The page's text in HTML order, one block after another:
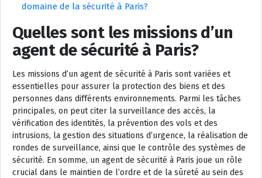
domaine de la sécurité à Paris?
Quelles sont les missions d’un
agent de sécurité à Paris?
Les missions d’un agent de sécurité à Paris sont variées et
essentielles pour assurer la protection des biens et des
personnes dans différents environnements. Parmi les tâches
principales, on peut citer la surveillance des accès, la
vérification des identités, la prévention des vols et des
intrusions, la gestion des situations d’urgence, la réalisation de
rondes de surveillance, ainsi que le contrôle des systèmes de
sécurité. En somme, un agent de sécurité à Paris joue un rôle
crucial dans le maintien de l’ordre et de la sûreté au sein des